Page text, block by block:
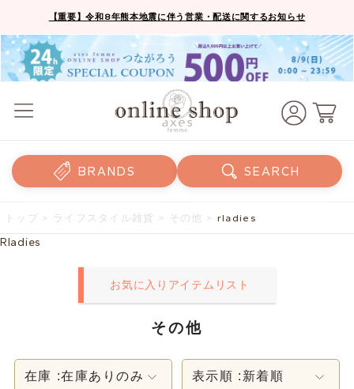
【重要】令和8年熊本地震に伴う営業・配送に関するお知らせ
BRANDS SEARCH
トップ > ライフスタイル雑貨 > その他 > rladies
Rladies
お気に入りアイテムリスト
その他
在庫 :在庫ありのみ 表示順 : 新着順